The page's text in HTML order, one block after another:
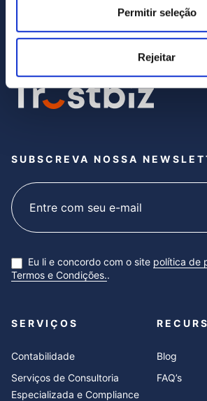
Permitir seleção
Rejeitar
SUBSCREVA NOSSA
Subscribe
newsletter
Eu li e concordo com o site política de
Termos e Condições..
SERVIÇOS
Contabilidade
Serviços de Consultoria
Especializada e Compliance
Blog
FAQ’s